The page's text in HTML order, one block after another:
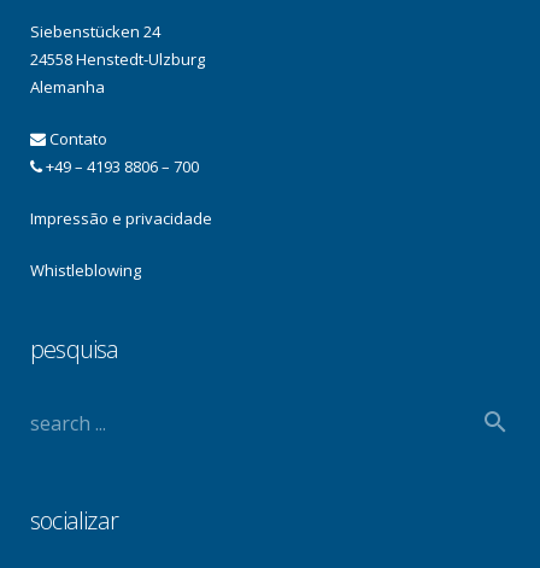
Siebenstücken 24
24558 Henstedt-Ulzburg
Alemanha
Contato
+49 – 4193 8806 – 700
Impressão e privacidade
Whistleblowing
pesquisa
socializar